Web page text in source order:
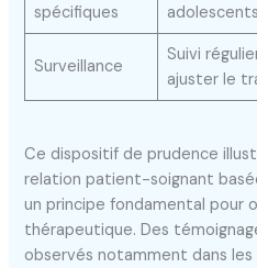
spécifiques
Surveillance
Suivi
ajuster le
Ce dispositif de prudence
relation patient-soignant
un principe fondamental pour
thérapeutique. Des
observés notamment dans